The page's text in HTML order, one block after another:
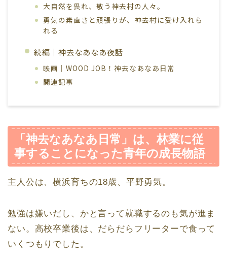
大自然を畏れ、敬う神去村の人々。
勇気の素直さと頑張りが、神去村に受け入れら
れる
続編｜神去なあなあ夜話
映画｜WOOD JOB！神去なあなあ日常
関連記事
「神去なあなあ日常」は、林業に従
事することになった青年の成長物語
主人公は、横浜育ちの18歳、平野勇気。
勉強は嫌いだし、かと言って就職するのも気が進ま
ない。高校卒業後は、だらだらフリーターで食って
いくつもりでした。